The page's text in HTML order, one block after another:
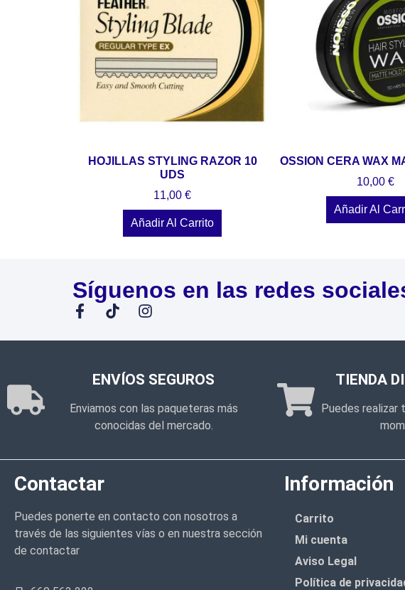
HOJILLAS STYLING RAZOR 10
UDS
11,00€
Añadir Al Carrito
OSSION CERA WAX
10,00€
Añadir Al
Síguenos en las redes
ENVÍOS SEGUROS
Enviamos con las paqueteras más
conocidas del mercado.
TIENDA
Puedes realizar
Contactar
Puedes ponerte en contacto con nosotros a
través de las siguientes vías o en nuestra sección
de contactar
Información
Carrito
Mi cuenta
Aviso Legal
Política de